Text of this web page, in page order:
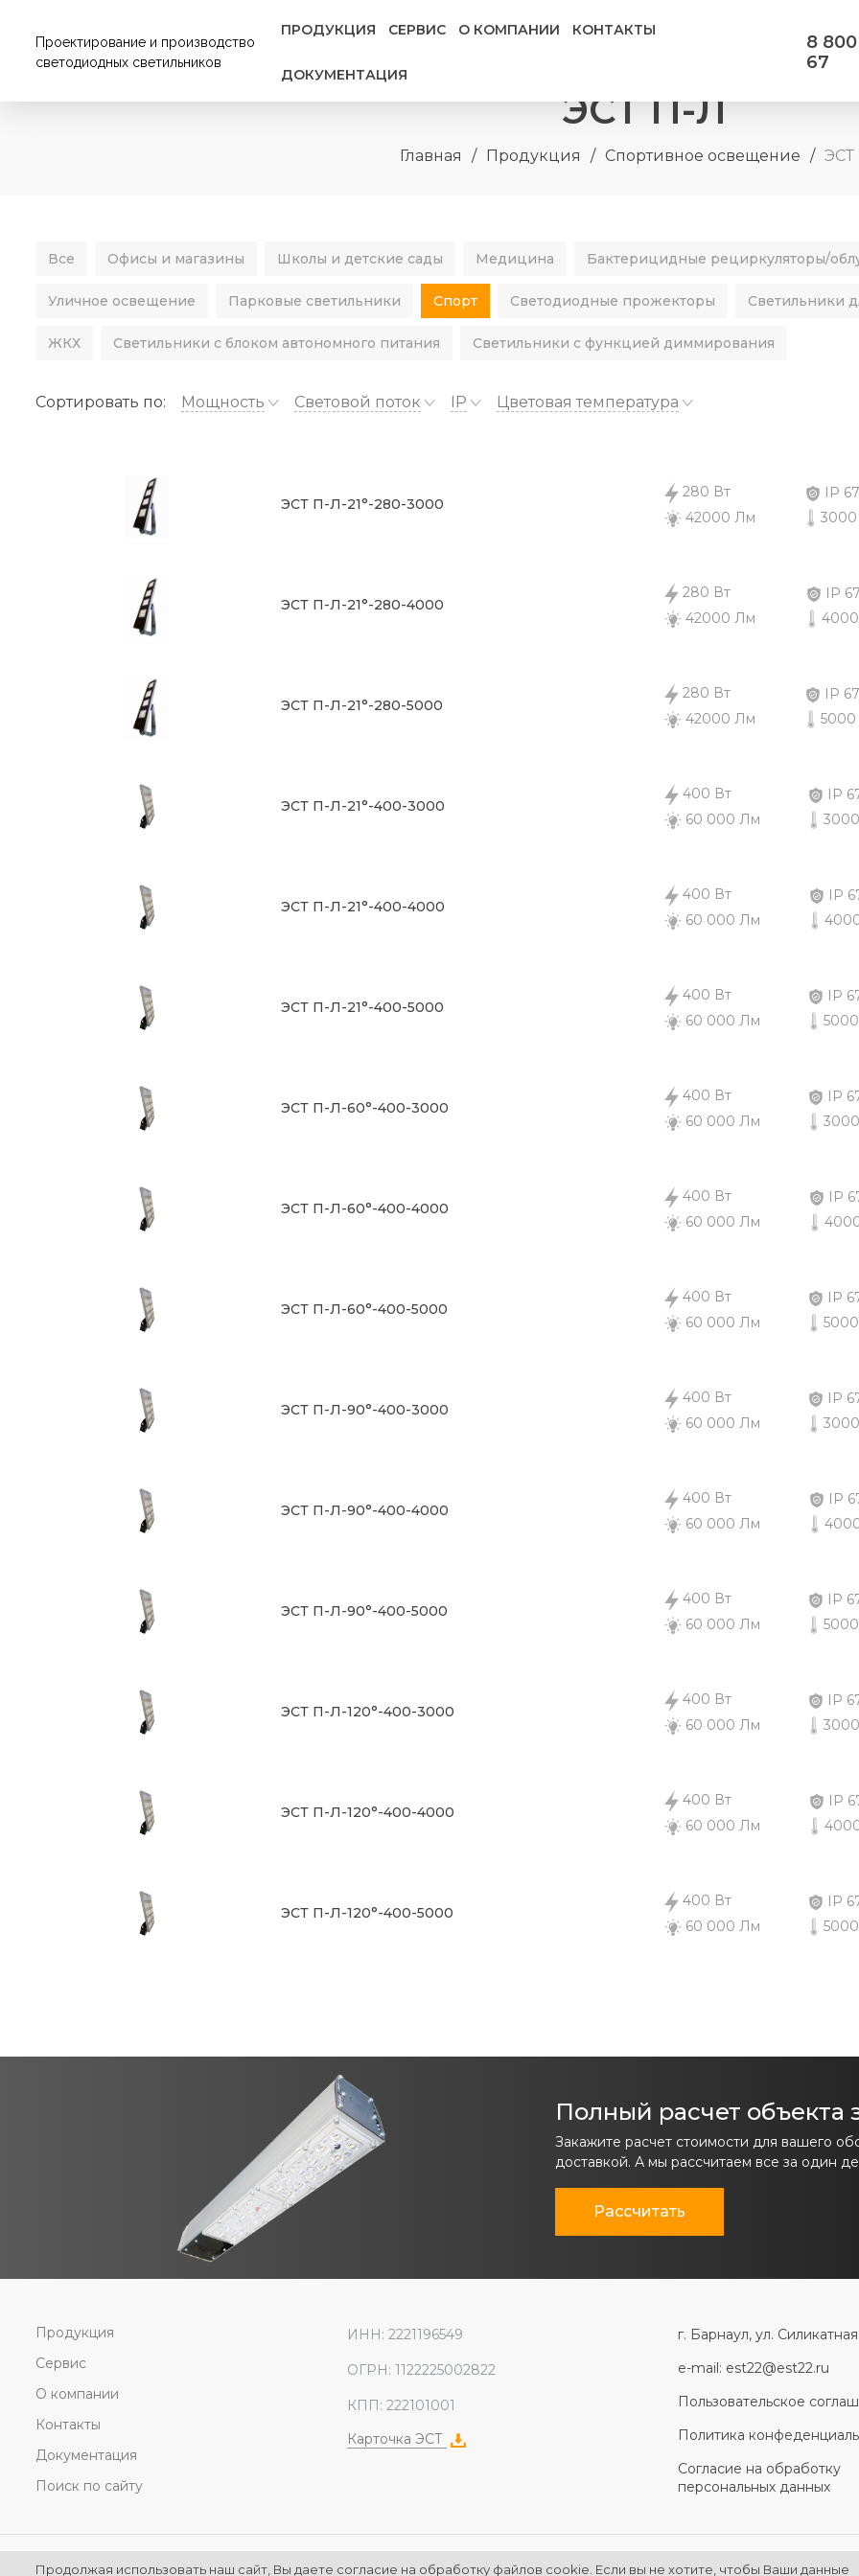
Проектирование и производство
светодиодных светильников
ПРОДУКЦИЯ СЕРВИС О КОМПАНИИ КОНТАКТЫ
ДОКУМЕНТАЦИЯ
8 800
67
ЭСТ П-Л
Главная / Продукция / Спортивное освещение / ЭСТ
Все Офисы и магазины Школы и детские сады Медицина Бактерицидные рециркуляторы/
Уличное освещение Парковые светильники Спорт Светодиодные прожекторы Светильники
ЖКХ Светильники с блоком автономного питания Светильники с функцией диммирования
Сортировать по: Мощность Световой поток IP Цветовая температура
ЭСТ П-Л-21°-280-3000
280 Вт
IP 67
42000 Лм
ЭСТ П-Л-21°-280-4000
280 Вт
IP 67
42000 Лм
ЭСТ П-Л-21°-280-5000
280 Вт
IP 67
42000 Лм
5000
ЭСТ П-Л-21°-400-3000
400 Вт
IP
60 000 Лм
ЭСТ П-Л-21°-400-4000
400 Вт
IP
60 000 Лм
ЭСТ П-Л-21°-400-5000
400 Вт
IP
60 000 Лм
ЭСТ П-Л-60°-400-3000
400 Вт
IP
60 000 Лм
ЭСТ П-Л-60°-400-4000
400 Вт
IP
60 000 Лм
ЭСТ П-Л-60°-400-5000
400 Вт
IP
60 000 Лм
ЭСТ П-Л-90°-400-3000
400 Вт
IP
60 000 Лм
ЭСТ П-Л-90°-400-4000
400 Вт
IP
60 000 Лм
ЭСТ П-Л-90°-400-5000
400 Вт
IP
60 000 Лм
ЭСТ П-Л-120°-400-3000
400 Вт
IP
60 000 Лм
ЭСТ П-Л-120°-400-4000
400 Вт
IP
60 000 Лм
ЭСТ П-Л-120°-400-5000
400 Вт
IP
60 000 Лм
Полный расчет объекта
Закажите расчет стоимости для вашего
доставкой. А мы рассчитаем все за один
Рассчитать
Продукция
Сервис
О компании
Контакты
Документация
Поиск по сайту
ИНН: 2221196549
ОГРН: 1122225002822
КПП: 222101001
Карточка ЭСТ
г. Барнаул, ул.
e-mail: est22@est22.ru
Пользовательское
Политика
Согласие на обработку
персональных данных
Продолжая использовать наш сайт, Вы даете согласие на обработку файлов cookie. Если вы не хотите, чтобы Ваши данные